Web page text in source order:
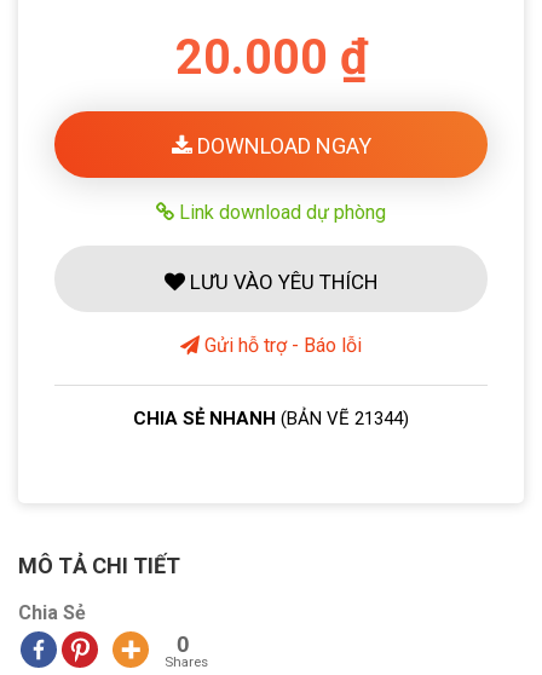
20.000 ₫
DOWNLOAD NGAY
Link download dự phòng
LƯU VÀO YÊU THÍCH
Gửi hỗ trợ - Báo lỗi
CHIA SẺ NHANH (BẢN VẼ 21344)
MÔ TẢ CHI TIẾT
Chia Sẻ
0
Shares